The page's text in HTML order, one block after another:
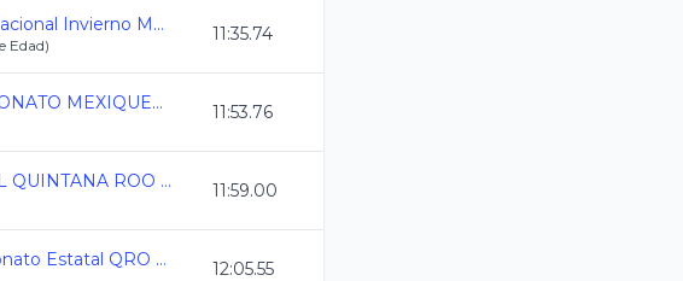
Camp Nacional Invierno Morelia CC2024
Edad)
11:35.74
CAMPEONATO MEXIQUENSE CC 2024 11:53.76
ESTATAL QUINTANA ROO CC 2024 11:59.00
Campeonato Estatal QRO CC 2024 12:05.55